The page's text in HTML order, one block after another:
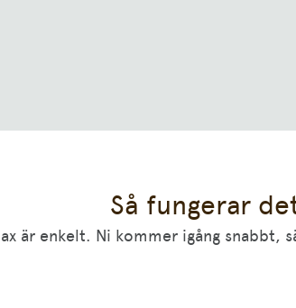
Så fungerar
är enkelt. Ni kommer igång